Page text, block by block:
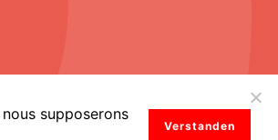
supposerons
Verstanden